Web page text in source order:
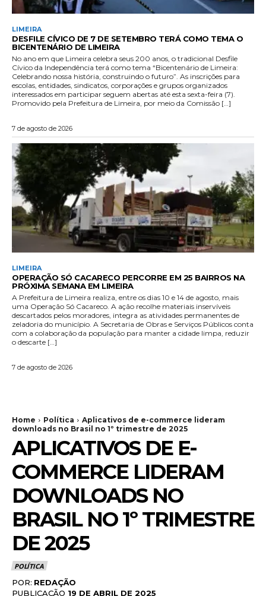
LIMEIRA
DESFILE CÍVICO DE 7 DE SETEMBRO TERÁ COMO TEMA O
BICENTENÁRIO DE LIMEIRA
No ano em que Limeira celebra seus 200 anos, o tradicional Desfile
Cívico da Independência terá como tema “Bicentenário de Limeira:
Celebrando nossa história, construindo o futuro”. As inscrições para
escolas, entidades, sindicatos, corporações e grupos organizados
interessados em participar seguem abertas até esta sexta-feira (7).
Promovido pela Prefeitura de Limeira, por meio da Comissão […]
7 de agosto de 2026
LIMEIRA
OPERAÇÃO SÓ CACARECO PERCORRE EM 25 BAIRROS NA
PRÓXIMA SEMANA EM LIMEIRA
A Prefeitura de Limeira realiza, entre os dias 10 e 14 de agosto, mais
uma Operação Só Cacareco. A ação recolhe materiais inservíveis
descartados pelos moradores, integra as atividades permanentes de
zeladoria do município. A Secretaria de Obras e Serviços Públicos conta
com a colaboração da população para manter a cidade limpa, reduzir
o descarte […]
7 de agosto de 2026